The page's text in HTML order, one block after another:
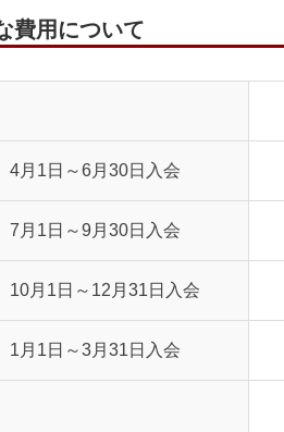
費用について
月1日～6月30日入会
～9月30日入会
～12月31日入会
～3月31日入会